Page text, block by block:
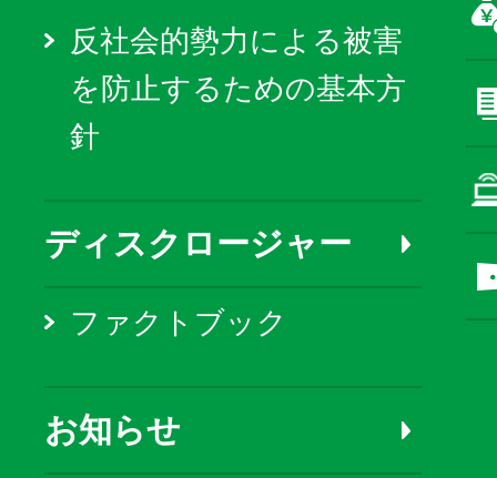
反社会的勢力による被害
を防止するための基本方
針
ディスクロージャー
ファクトブック
お知らせ